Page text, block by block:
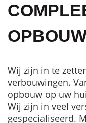
Wij zijn in te
verbouwingen.
opbouw op uw
Wij zijn in veel
gespecialiseerd.